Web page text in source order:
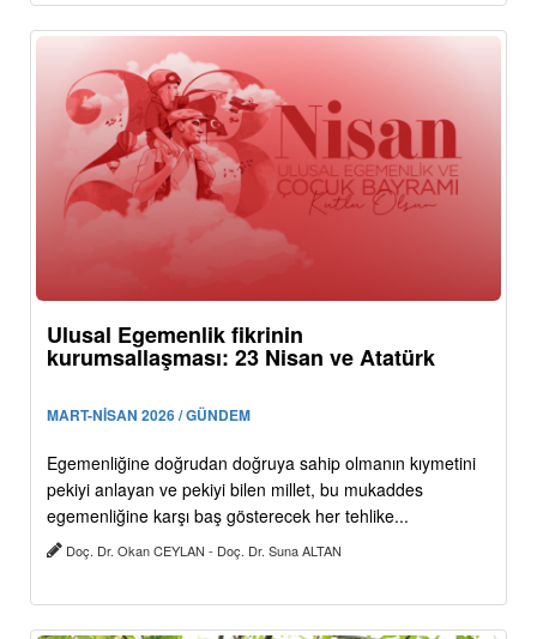
Ulusal Egemenlik fikrinin
kurumsallaşması: 23 Nisan ve Atatürk
MART-NİSAN 2026 / GÜNDEM
Egemenliğine doğrudan doğruya sahip olmanın kıymetini
pekiyi anlayan ve pekiyi bilen millet, bu mukaddes
egemenliğine karşı baş gösterecek her tehlike...
Doç. Dr. Okan CEYLAN - Doç. Dr. Suna ALTAN